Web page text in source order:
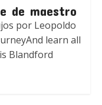
de maestro
por Leopoldo
learn all
Blandford